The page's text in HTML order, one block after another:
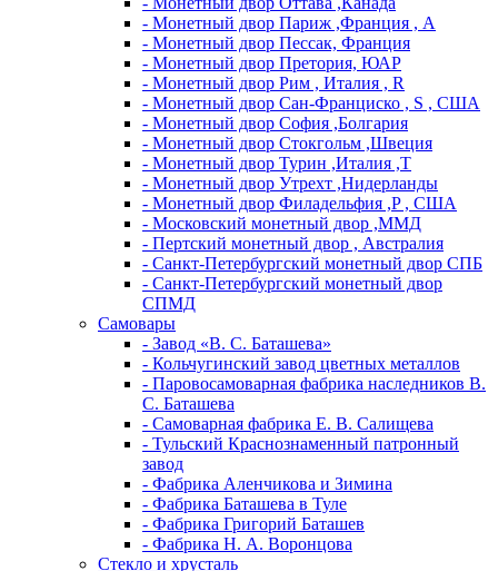
- Монетный двор Париж ,Франция , A
- Монетный двор Пессак, Франция
- Монетный двор Претория, ЮАР
- Монетный двор Рим , Италия , R
- Монетный двор Сан-Франциско , S , США
- Монетный двор София ,Болгария
- Монетный двор Стокгольм ,Швеция
- Монетный двор Турин ,Италия ,T
- Монетный двор Утрехт ,Нидерланды
- Монетный двор Филадельфия ,P , США
- Московский монетный двор ,ММД
- Пертский монетный двор , Австралия
- Санкт-Петербургский монетный двор СПБ
- Санкт-Петербургский монетный двор
СПМД
Самовары
- Завод «В. С. Баташева»
- Кольчугинский завод цветных металлов
- Паровосамоварная фабрика наследников В.
С. Баташева
- Самоварная фабрика Е. В. Салищева
- Тульский Краснознаменный патронный
завод
- Фабрика Аленчикова и Зимина
- Фабрика Баташева в Туле
- Фабрика Григорий Баташев
- Фабрика Н. А. Воронцова
Стекло и хрусталь